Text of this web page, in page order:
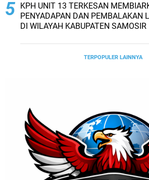
KPH UNIT 13 TERKESAN
PENYADAPAN DAN PEMBALAKAN
DI WILAYAH KABUPATEN SAMOSIR
TERPOPULER LAINNYA